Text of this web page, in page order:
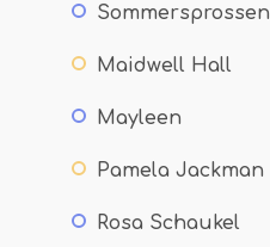
Sommersprossen
Maidwell Hall
Mayleen
Pamela Jackman
Rosa Schaukel